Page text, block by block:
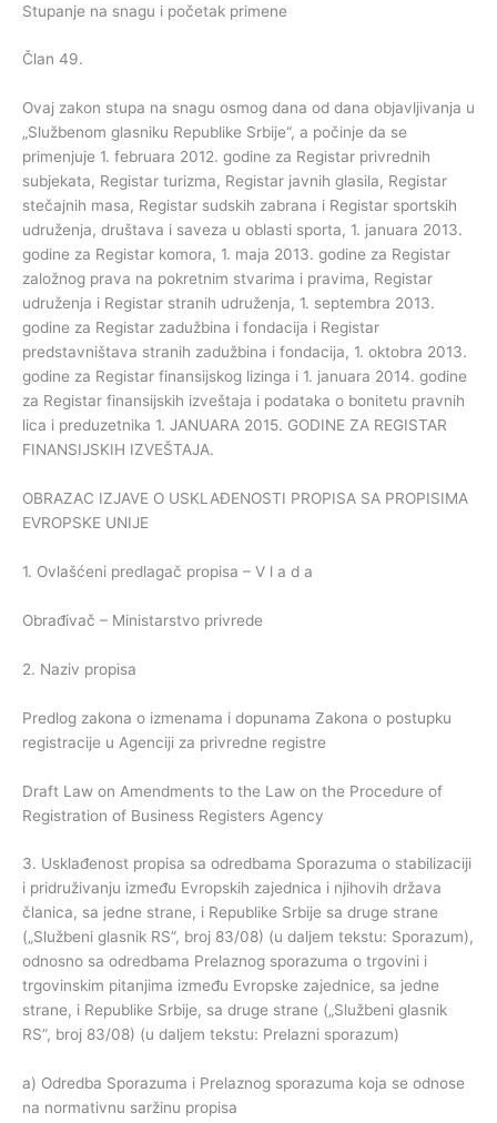
Stupanje na snagu i početak primene
Član 49.
Ovaj zakon stupa na snagu osmog dana od dana objavljivanja u
„Službenom glasniku Republike Srbije“, a počinje da se
primenjuje 1. februara 2012. godine za Registar privrednih
subjekata, Registar turizma, Registar javnih glasila, Registar
stečajnih masa, Registar sudskih zabrana i Registar sportskih
udruženja, društava i saveza u oblasti sporta, 1. januara 2013.
godine za Registar komora, 1. maja 2013. godine za Registar
založnog prava na pokretnim stvarima i pravima, Registar
udruženja i Registar stranih udruženja, 1. septembra 2013.
godine za Registar zadužbina i fondacija i Registar
predstavništava stranih zadužbina i fondacija, 1. oktobra 2013.
godine za Registar finansijskog lizinga i 1. januara 2014. godine
za Registar finansijskih izveštaja i podataka o bonitetu pravnih
lica i preduzetnika 1. JANUARA 2015. GODINE ZA REGISTAR
FINANSIJSKIH IZVEŠTAJA.
OBRAZAC IZJAVE O USKLAĐENOSTI PROPISA SA PROPISIMA
EVROPSKE UNIJE
1. Ovlašćeni predlagač propisa – V l a d a
Obrađivač – Ministarstvo privrede
2. Naziv propisa
Predlog zakona o izmenama i dopunama Zakona o postupku
registracije u Agenciji za privredne registre
Draft Law on Amendments to the Law on the Procedure of
Registration of Business Registers Agency
3. Usklađenost propisa sa odredbama Sporazuma o stabilizaciji
i pridruživanju između Evropskih zajednica i njihovih država
članica, sa jedne strane, i Republike Srbije sa druge strane
(„Službeni glasnik RS”, broj 83/08) (u daljem tekstu: Sporazum),
odnosno sa odredbama Prelaznog sporazuma o trgovini i
trgovinskim pitanjima između Evropske zajednice, sa jedne
strane, i Republike Srbije, sa druge strane („Službeni glasnik
RS”, broj 83/08) (u daljem tekstu: Prelazni sporazum)
a) Odredba Sporazuma i Prelaznog sporazuma koja se odnose
na normativnu saržinu propisa